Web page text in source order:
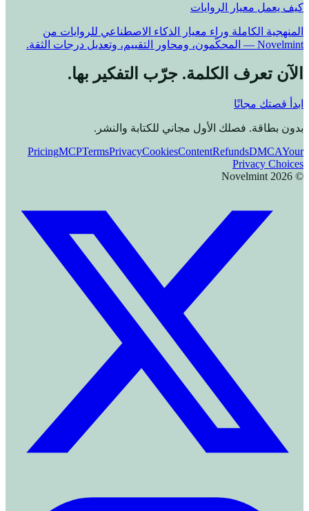
كيف يعمل معيار الروايات
المنهجية الكاملة وراء معيار الذكاء الاصطناعي للروايات من
Novelmint — المحكّمون، ومحاور التقييم، وتعديل درجات الثقة.
الآن تعرف الكلمة. جرّب التفكير بها.
ابدأ قصتك مجانًا
بدون بطاقة. فصلك الأول مجاني للكتابة والنشر.
PricingMCPTermsPrivacyCookiesContentRefundsDMCAYour
Privacy Choices
©
2026